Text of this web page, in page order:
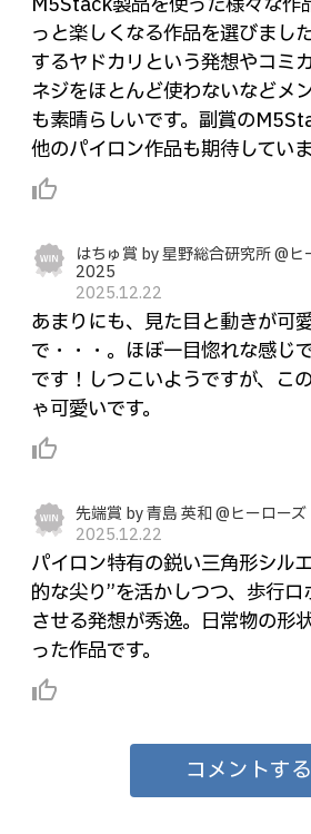
っと楽しくなる作品を選びまし
するヤドカリという発想やコミ
ネジをほとんど使わないなどメ
も素晴らしいです。副賞の
他のパイロン作品も期待してい
thumb_up_alt
はちゅ賞 by 星野総合研究所 @
2025
2025.12.22
あまりにも、見た目と動きが可
で・・・。ほぼ一目惚れな感じ
です！しつこいようですが、こ
ゃ可愛いです。
thumb_up_alt
先端賞 by 青島 英和 @ヒーロー
2025.12.22
パイロン特有の鋭い三角形シル
的な尖り”を活かしつつ、歩行
させる発想が秀逸。日常物の形
った作品です。
thumb_up_alt
コメントする